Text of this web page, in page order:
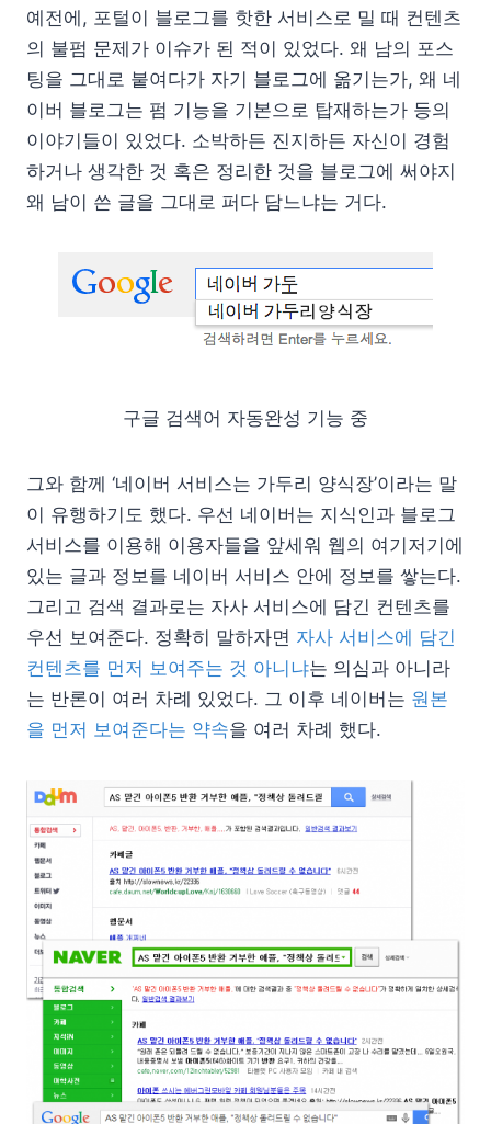
예전에, 포털이 블로그를 핫한 서비스로 밀 때 컨텐츠
의 불펌 문제가 이슈가 된 적이 있었다. 왜 남의 포스
팅을 그대로 붙여다가 자기 블로그에 옮기는가, 왜 네
이버 블로그는 펌 기능을 기본으로 탑재하는가 등의
이야기들이 있었다. 소박하든 진지하든 자신이 경험
하거나 생각한 것 혹은 정리한 것을 블로그에 써야지
왜 남이 쓴 글을 그대로 퍼다 담느냐는 거다.
구글 검색어 자동완성 기능 중
그와 함께 ‘네이버 서비스는 가두리 양식장’이라는 말
이 유행하기도 했다. 우선 네이버는 지식인과 블로그
서비스를 이용해 이용자들을 앞세워 웹의 여기저기에
있는 글과 정보를 네이버 서비스 안에 정보를 쌓는다.
그리고 검색 결과로는 자사 서비스에 담긴 컨텐츠를
우선 보여준다. 정확히 말하자면 자사 서비스에 담긴
컨텐츠를 먼저 보여주는 것 아니냐는 의심과 아니라
는 반론이 여러 차례 있었다. 그 이후 네이버는 원본
을 먼저 보여준다는 약속을 여러 차례 했다.